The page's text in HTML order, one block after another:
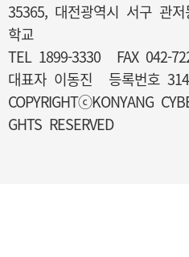
35365, 대전광역시 서구 관
학교
TEL 1899-3330
FAX 042-
대표자 이동진
등록번호
COPYRIGHTⓒKONYANG
GHTS RESERVED